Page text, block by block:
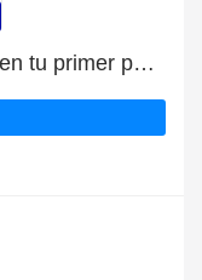
Consigue un 4% de descuento en tu primer pedido en Us.yoins